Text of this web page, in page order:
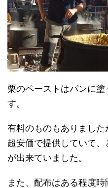
栗のペーストはパンに
す。
有料のものもありまし
超安価で提供していて
が出来ていました。
また、配布はある程度